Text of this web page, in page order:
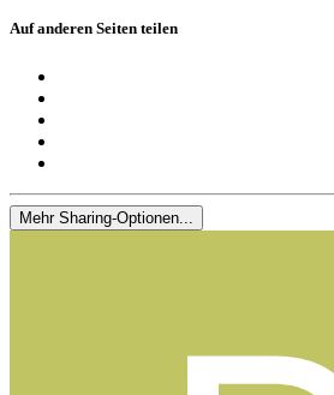
Auf anderen Seiten teilen
Mehr Sharing-Optionen...